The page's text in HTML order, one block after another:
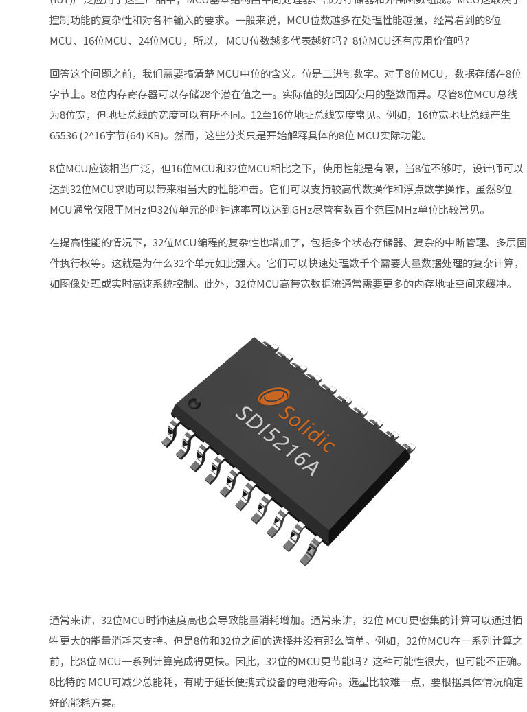
控制功能的复杂性和对各种输入的要求。一般来说，MCU位数越多在处理性能越强，经常看到的8位
MCU、16位MCU、24位MCU，所以， MCU位数越多代表越好吗？8位MCU还有应用价值吗？
回答这个问题之前，我们需要搞清楚 MCU中位的含义。位是二进制数字。对于8位MCU，数据存储在8位
字节上。8位内存寄存器可以存储28个潜在值之一。实际值的范围因使用的整数而异。尽管8位MCU总线
为8位宽，但地址总线的宽度可以有所不同。12至16位地址总线宽度常见。例如，16位宽地址总线产生
65536 (2^16字节(64) KB)。然而，这些分类只是开始解释具体的8位 MCU实际功能。
8位MCU应该相当广泛，但16位MCU和32位MCU相比之下，使用性能是有限，当8位不够时，设计师可以
达到32位MCU求助可以带来相当大的性能冲击。它们可以支持较高代数操作和浮点数学操作，虽然8位
MCU通常仅限于MHz但32位单元的时钟速率可以达到GHz尽管有数百个范围MHz单位比较常见。
在提高性能的情况下，32位MCU编程的复杂性也增加了，包括多个状态存储器、复杂的中断管理、多层固
件执行权等。这就是为什么32个单元如此强大。它们可以快速处理数千个需要大量数据处理的复杂计算，
如图像处理或实时高速系统控制。此外，32位MCU高带宽数据流通常需要更多的内存地址空间来缓冲。
通常来讲，32位MCU时钟速度高也会导致能量消耗增加。通常来讲，32位 MCU更密集的计算可以通过牺
牲更大的能量消耗来支持。但是8位和32位之间的选择并没有那么简单。例如，32位MCU在一系列计算之
前，比8位 MCU一系列计算完成得更快。因此，32位的MCU更节能吗？这种可能性很大，但可能不正确。
8比特的 MCU可减少总能耗，有助于延长便携式设备的电池寿命。选型比较难一点，要根据具体情况确定
好的能耗方案。